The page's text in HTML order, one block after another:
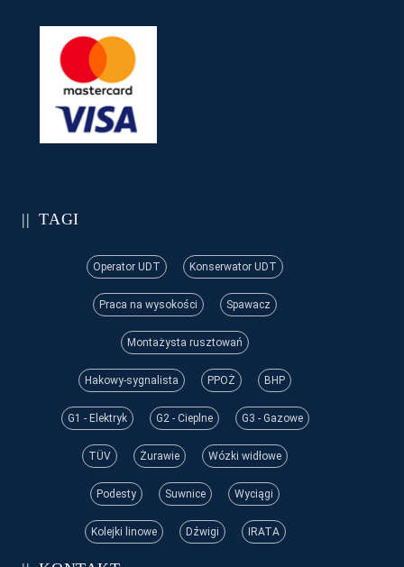
TAGI
Operator UDT Konserwator UDT
Praca na wysokości Spawacz
Montażysta rusztowań
Hakowy-sygnalista PPOŻ BHP
G1 - Elektryk G2 - Cieplne G3 - Gazowe
TÜV Żurawie Wózki widłowe
Podesty Suwnice Wyciągi
Kolejki linowe Dźwigi IRATA